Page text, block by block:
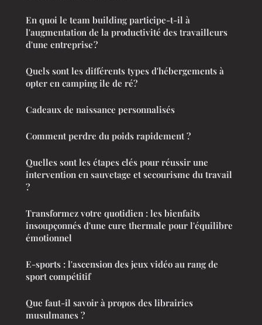
En quoi le team building participe-t-il à
l'augmentation de la productivité des travailleurs
d'une entreprise ?
Quels sont les différents types d'hébergements à
opter en camping ile de ré?
Cadeaux de naissance personnalisés
Comment perdre du poids rapidement ?
Quelles sont les étapes clés pour réussir une
intervention en sauvetage et secourisme du travail
?
Transformez votre quotidien : les bienfaits
insoupçonnés d'une cure thermale pour l'équilibre
émotionnel
E-sports : l'ascension des jeux vidéo au rang de
sport compétitif
Que faut-il savoir à propos des librairies
musulmanes ?